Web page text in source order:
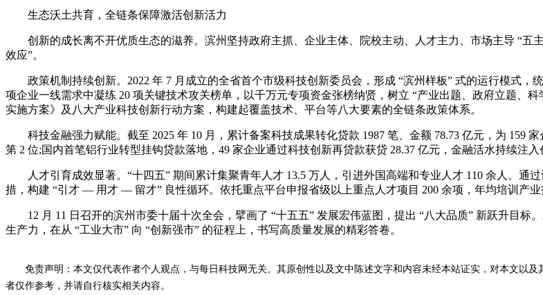
生态沃土共育，全链条保障激活创新活力
创新的成长离不开优质生态的滋养。滨州坚持政府主抓、企业主体、院校主动、人才主力、市场主导 “五
效应”。
政策机制持续创新。2022 年 7 月成立的全省首个市级科技创新委员会，形成 “滨州样板” 式的运行模式，
项企业一线需求中凝练 20 项关键技术攻关榜单，以千万元专项资金张榜纳贤，树立 “产业出题、政府立题、
实施方案》及八大产业科技创新行动方案，构建起覆盖技术、平台等八大要素的全链条政策体系。
科技金融强力赋能。截至 2025 年 10 月，累计备案科技成果转化贷款 1987 笔、金额 78.73 亿元，为 159
第 2 位;国内首笔铝行业转型挂钩贷款落地，49 家企业通过科技创新再贷款获贷 28.37 亿元，金融活水持续注入
人才引育成效显著。“十四五” 期间累计集聚青年人才 13.5 万人，引进外国高端和专业人才 110 余人。通
措，构建 “引才 — 用才 — 留才” 良性循环。依托重点平台申报省级以上重点人才项目 200 余项，年均培训产业
12 月 11 日召开的滨州市委十届十次全会，擘画了 “十五五” 发展宏伟蓝图，提出 “八大品质” 新跃升目标
生产力，在从 “工业大市” 向 “创新强市” 的征程上，书写高质量发展的精彩答卷。
免责声明：本文仅代表作者个人观点，与每日科技网无关。其原创性以及文中陈述文字和内容未经本站证实，对本文以
者仅作参考，并请自行核实相关内容。